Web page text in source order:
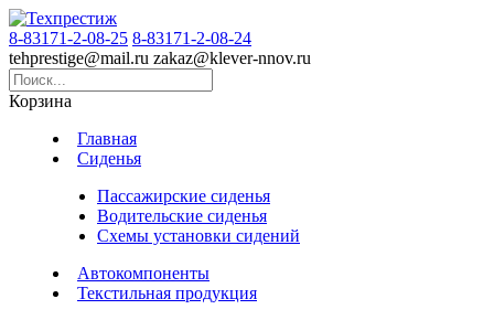
8-83171-2-08-25 8-83171-2-08-24
tehprestige@mail.ru zakaz@klever-nnov.ru
Корзина
Главная
Сиденья
Пассажирские сиденья
Водительские сиденья
Схемы установки сидений
Автокомпоненты
Текстильная продукция